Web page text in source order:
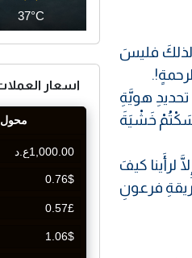
فليسَ
هويَّةِ
خَشْيَةَ
لرأَينا كيفَ
فرعونِ
37°C
اسعار العملات